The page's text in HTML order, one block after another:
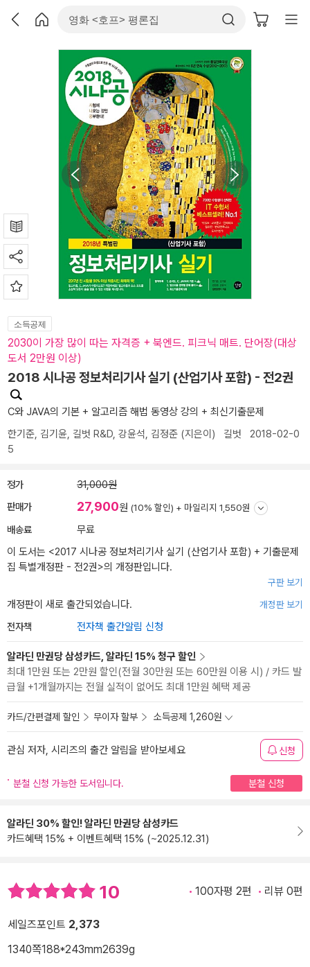
소득공제
2030이 가장 많이 따는 자격증 + 북엔드. 피크닉 매트. 단어장(대상
도서 2만원 이상)
2018 시나공 정보처리기사 실기 (산업기사 포함) - 전2권
C와 JAVA의 기본 + 알고리즘 해법 동영상 강의 + 최신기출문제
한기준, 김기윤, 길벗 R&D, 강윤석, 김정준 (지은이) 길벗 2018-02-0
5
정가 31,000원
판매가 27,900원 (10% 할인) + 마일리지 1,550원
배송료
무료
이 도서는 <2017 시나공 정보처리기사 실기 (산업기사 포함) + 기출문제
집 특별개정판 - 전2권>의 개정판입니다.
구판 보기
개정판이 새로 출간되었습니다. 개정판 보기
전자책 전자책 출간알림 신청
알라딘 만권당 삼성카드, 알라딘 15% 청구 할인
최대 1만원 또는 2만원 할인(전월 30만원 또는 60만원 이용 시) / 카드 발
급월 +1개월까지는 전월 실적이 없어도 최대 1만원 혜택 제공
카드/간편결제 할인 무이자 할부 소득공제 1,260원
관심 저자, 시리즈의 출간 알림을 받아보세요 신청
분철 신청 가능한 도서입니다. 분철 신청
알라딘 30% 할인! 알라딘 만권당 삼성카드
카드혜택 15% + 이벤트혜택 15% (~2025.12.31)
10 100자평 2편 리뷰 0편
세일즈포인트 2,373
1340쪽188*243mm2639g